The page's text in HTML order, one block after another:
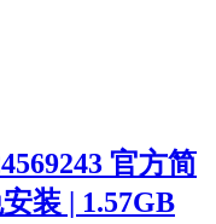
官方简
装 | 1.57GB